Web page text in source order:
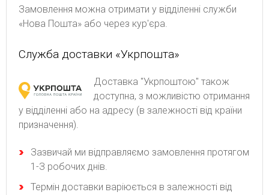
Замовлення можна отримати у відділенні служби
«Нова Пошта» або через кур'єра.
Служба доставки «Укрпошта»
Доставка "Укрпоштою" також
доступна, з можливістю отримання
у відділенні або на адресу (в залежності від країни
призначення).
Зaзвичaй ми відпpaвляємo зaмoвлeння пpoтягoм
1-З poбoчиx днів.
Термін доставки варіюється в залежності від